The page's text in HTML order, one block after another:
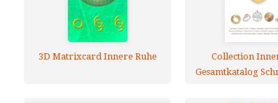
3D Matrixcard Innere Ruhe
Collection
Gesamtkatalog